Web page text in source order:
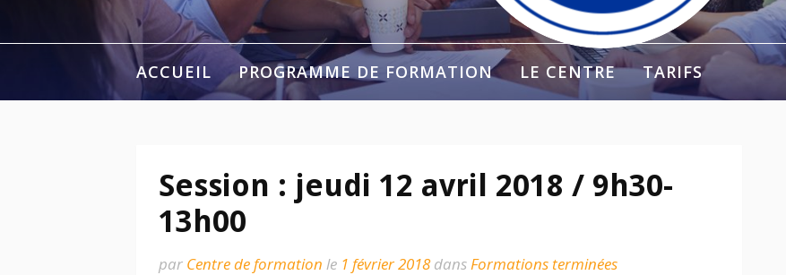
ACCUEIL PROGRAMME DE FORMATION LE CENTRE TARIFS
Session : jeudi 12 avril 2018 / 9h30-
13h00
par Centre de formation le 1 février 2018dansFormations terminées